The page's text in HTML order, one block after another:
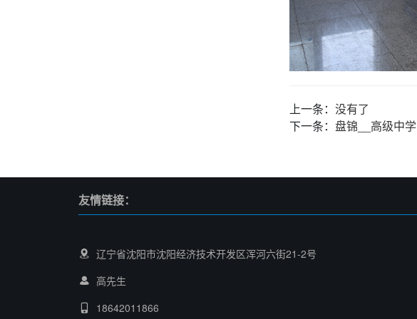
上一条： 没有了
下一条： 盘锦__高级中学
友情链接：
辽宁省沈阳市沈阳经济技术开发区浑河六街21-2号
高先生
18642011866